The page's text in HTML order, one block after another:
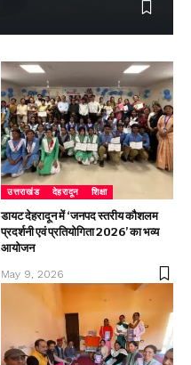
उत्तराखंड देहरादून शिक्षा
डायट देहरादून में ‘जनपद स्तरीय कौशलम
प्रदर्शनी एवं प्रतियोगिता 2026’ का भव्य
आयोजन
May 9, 2026